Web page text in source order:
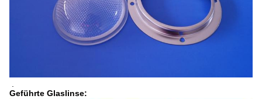
Geführte Glaslinse: